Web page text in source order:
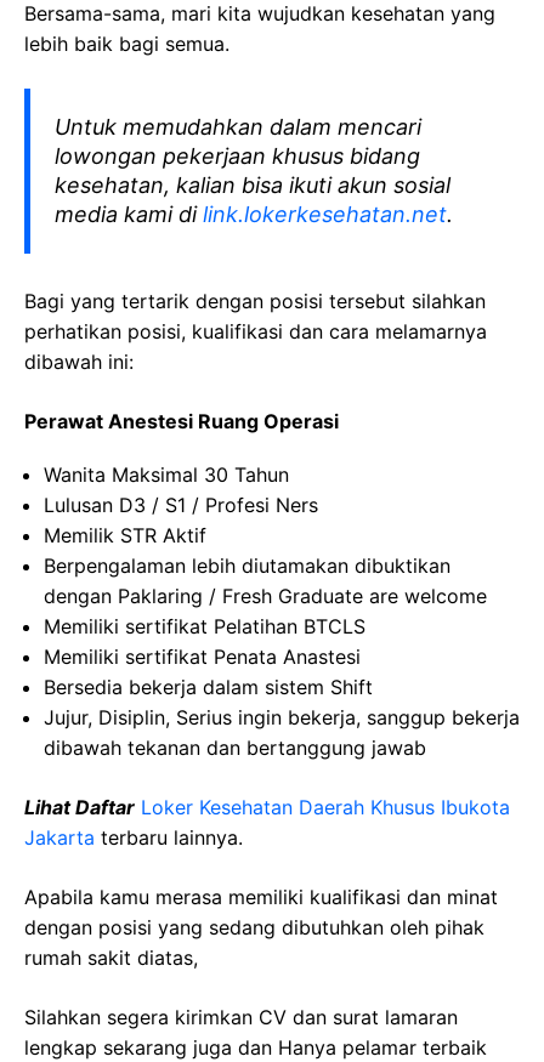
Bersama-sama, mari kita wujudkan kesehatan yang
lebih baik bagi semua.
Untuk memudahkan dalam mencari
lowongan pekerjaan khusus bidang
kesehatan, kalian bisa ikuti akun sosial
media kami dilink.lokerkesehatan.net.
Bagi yang tertarik dengan posisi tersebut silahkan
perhatikan posisi, kualifikasi dan cara melamarnya
dibawah ini:
Perawat Anestesi Ruang Operasi
Wanita Maksimal 30 Tahun
Lulusan D3 / S1 / Profesi Ners
Memilik STR Aktif
Berpengalaman lebih diutamakan dibuktikan
dengan Paklaring / Fresh Graduate are welcome
Memiliki sertifikat Pelatihan BTCLS
Memiliki sertifikat Penata Anastesi
Bersedia bekerja dalam sistem Shift
Jujur, Disiplin, Serius ingin bekerja, sanggup bekerja
dibawah tekanan dan bertanggung jawab
Lihat Daftar Loker Kesehatan Daerah Khusus Ibukota
Jakarta terbaru lainnya.
Apabila kamu merasa memiliki kualifikasi dan minat
dengan posisi yang sedang dibutuhkan oleh pihak
rumah sakit diatas,
Silahkan segera kirimkan CV dan surat lamaran
lengkap sekarang juga dan Hanya pelamar terbaik